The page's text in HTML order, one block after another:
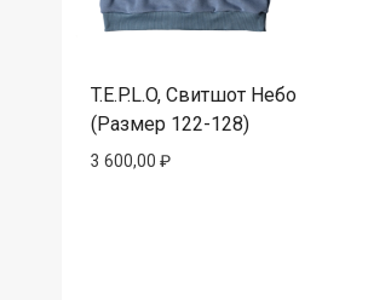
T.E.P.L.O, Свитшот Небо
(Размер 122-128)
3 600,00 ₽